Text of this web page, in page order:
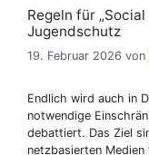
Regeln für
Jugendschutz
19. Februar 2026 von
Endlich wird auch in
notwendige
debattiert. Das Ziel
netzbasierten